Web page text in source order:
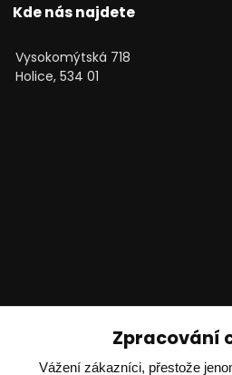
Kde nás najdete
Vysokomýtská 718
Holice, 534 01
Technické poradenství
Ing. Adam Dvořák
Zpracování
Vážení zákazníci, přestože